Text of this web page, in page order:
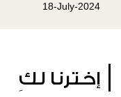
18-July-2024
إخترنا لكِ